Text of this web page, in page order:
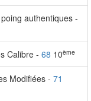
authentiques -
Calibre - 68 10ème
Modifiées - 71